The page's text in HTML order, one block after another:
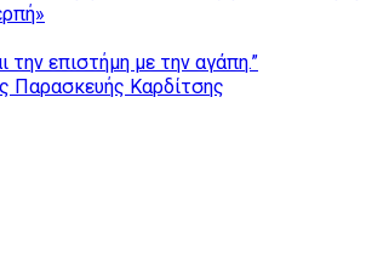
επιστήμη με την αγάπη.”
Παρασκευής Καρδίτσης